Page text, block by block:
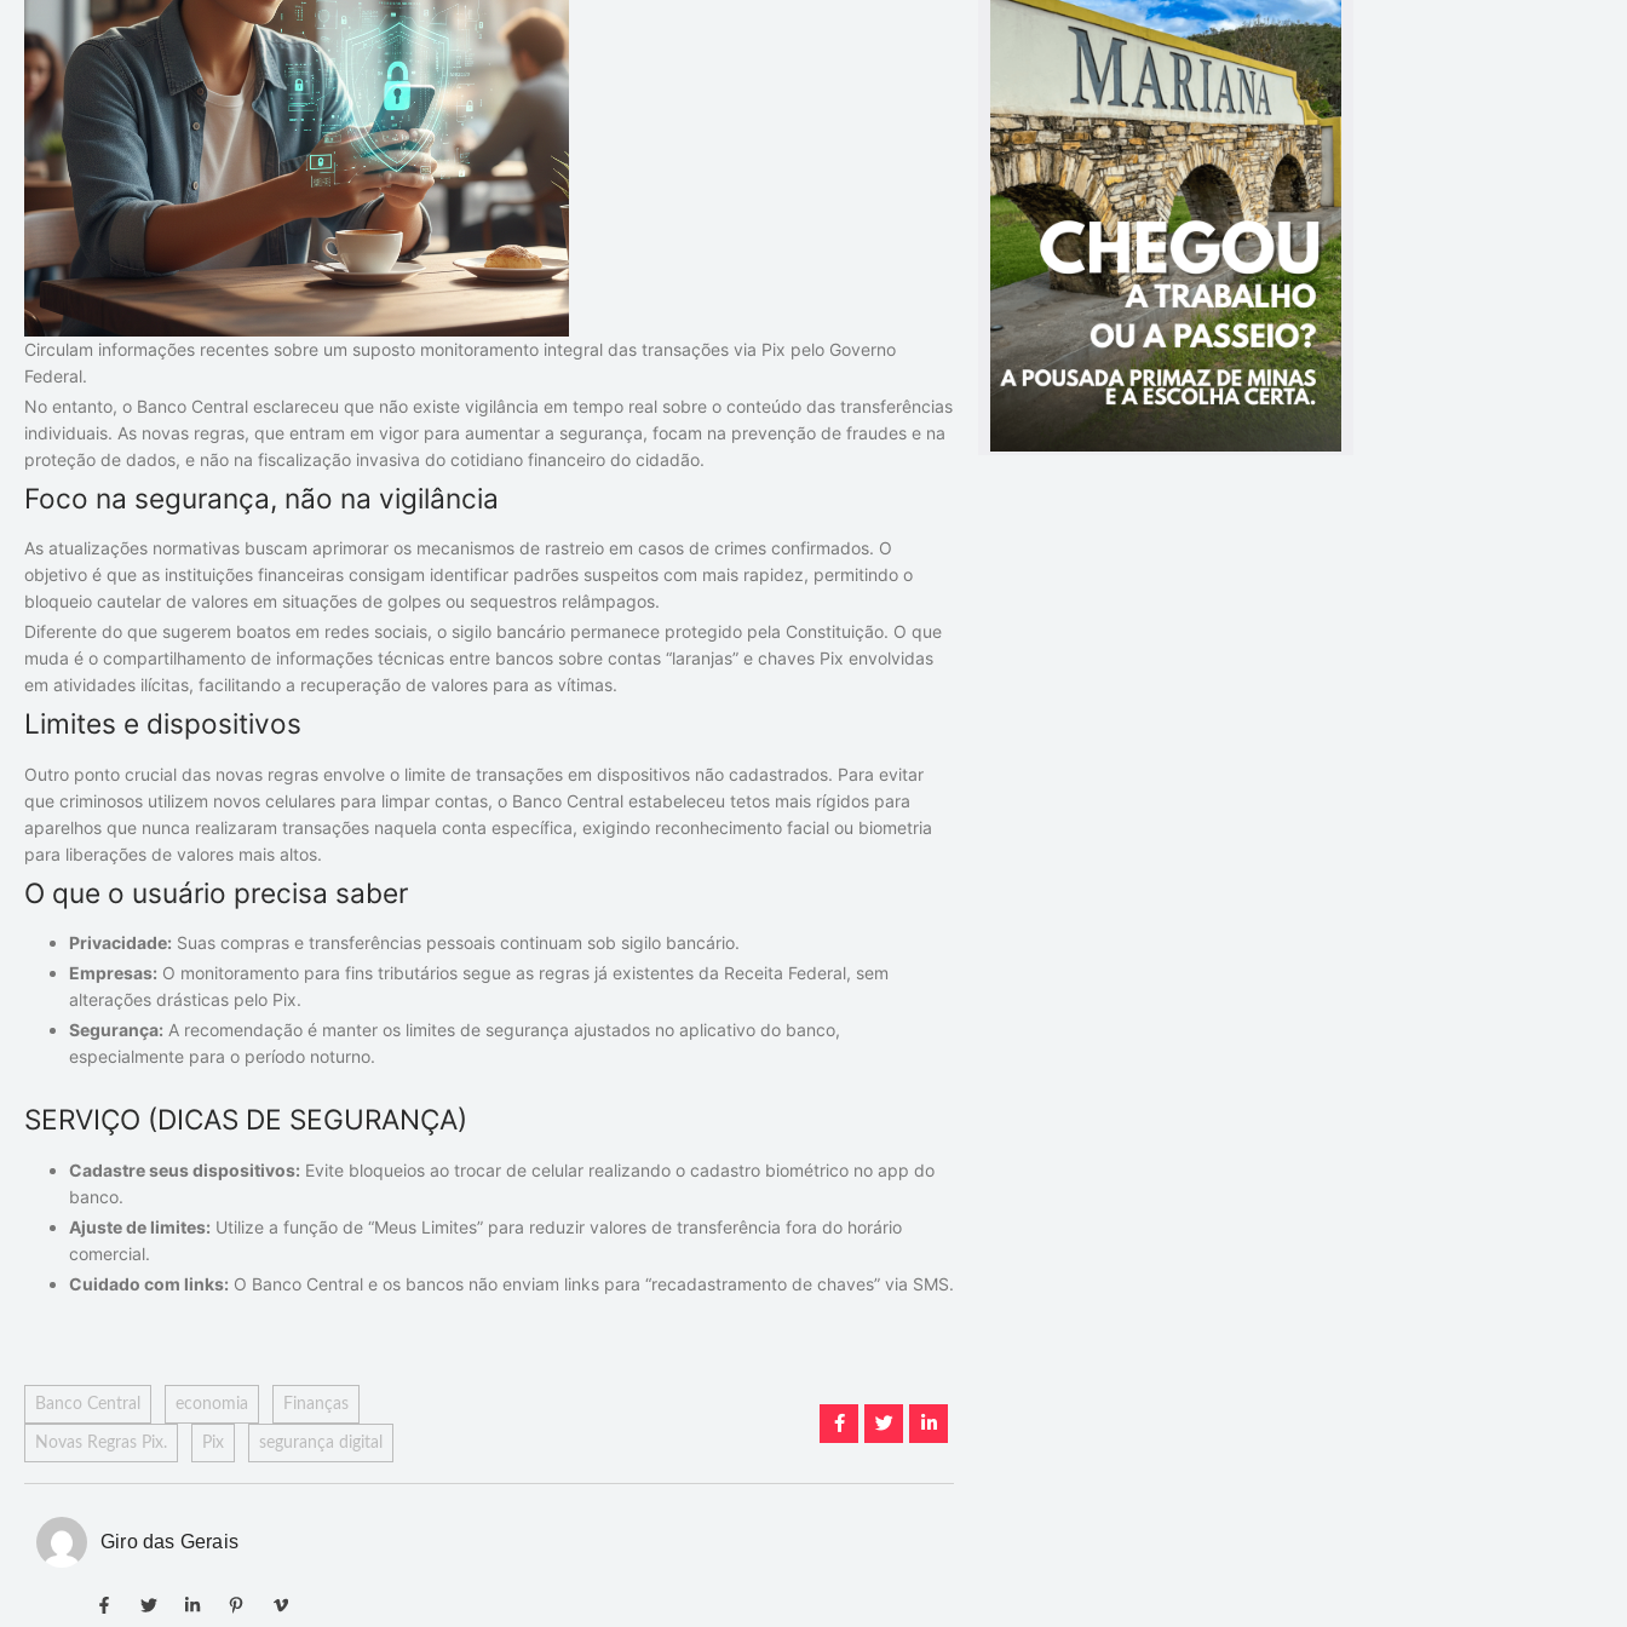
Circulam informações recentes sobre um suposto monitoramento integral das transações via Pix pelo Governo
Federal.
No entanto, o Banco Central esclareceu que não existe vigilância em tempo real sobre o conteúdo das transferências
individuais. As novas regras, que entram em vigor para aumentar a segurança, focam na prevenção de fraudes e na
proteção de dados, e não na fiscalização invasiva do cotidiano financeiro do cidadão.
Foco na segurança, não na vigilância
As atualizações normativas buscam aprimorar os mecanismos de rastreio em casos de crimes confirmados. O
objetivo é que as instituições financeiras consigam identificar padrões suspeitos com mais rapidez, permitindo o
bloqueio cautelar de valores em situações de golpes ou sequestros relâmpagos.
Diferente do que sugerem boatos em redes sociais, o sigilo bancário permanece protegido pela Constituição. O que
muda é o compartilhamento de informações técnicas entre bancos sobre contas “laranjas” e chaves Pix envolvidas
em atividades ilícitas, facilitando a recuperação de valores para as vítimas.
Limites e dispositivos
Outro ponto crucial das novas regras envolve o limite de transações em dispositivos não cadastrados. Para evitar
que criminosos utilizem novos celulares para limpar contas, o Banco Central estabeleceu tetos mais rígidos para
aparelhos que nunca realizaram transações naquela conta específica, exigindo reconhecimento facial ou biometria
para liberações de valores mais altos.
O que o usuário precisa saber
Privacidade: Suas compras e transferências pessoais continuam sob sigilo bancário.
Empresas: O monitoramento para fins tributários segue as regras já existentes da Receita Federal, sem
alterações drásticas pelo Pix.
Segurança: A recomendação é manter os limites de segurança ajustados no aplicativo do banco,
especialmente para o período noturno.
SERVIÇO (DICAS DE SEGURANÇA)
Cadastre seus dispositivos: Evite bloqueios ao trocar de celular realizando o cadastro biométrico no app do
banco.
Ajuste de limites: Utilize a função de “Meus Limites” para reduzir valores de transferência fora do horário
comercial.
Cuidado com links: O Banco Central e os bancos não enviam links para “recadastramento de chaves” via SMS.
Banco Central economia Finanças
Novas Regras Pix. Pix segurança digital
Giro das Gerais